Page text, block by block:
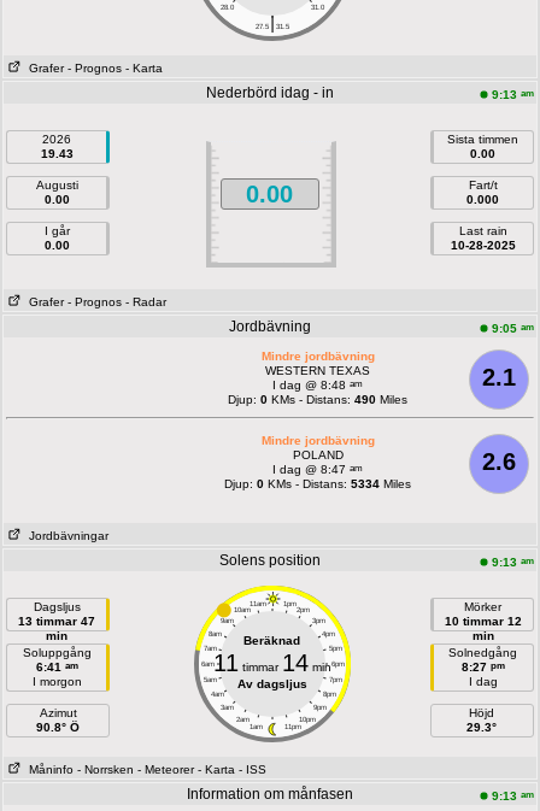
28.0 31.0
|
27.5 31.5
Grafer - Prognos - Karta
Nederbörd idag - in 9:13 am
2026
19.43
Augusti
0.00
I går
0.00
0.00
Sista timmen
0.00
Fart/t
0.000
Last rain
10-28-2025
Grafer - Prognos - Radar
Jordbävning 9:05 am
2.1
Mindre jordbävning
WESTERN TEXAS
I dag @ 8:48am
Djup:0 KMs - Distans:490 Miles
2.6
Mindre jordbävning
POLAND
I dag @ 8:47am
Djup:0 KMs - Distans:5334 Miles
Jordbävningar
Solens position 9:13 am
Dagsljus
13 timmar 47
min
Soluppgång
6:41 am
I morgon
Azimut
90.8° Ö
11am 1pm
10am 2pm
9am 3pm
8am 4pm
7am 5pm
6am 6pm
5am 7pm
4am 8pm
3am 9pm
2am 10pm
1am 11pm
Beräknad
11 timmar 14min
Av dagsljus
Mörker
10 timmar 12
min
Solnedgång
8:27 pm
I dag
Höjd
29.3°
Måninfo - Norrsken - Meteorer - Karta - ISS
Information om månfasen 9:13 am